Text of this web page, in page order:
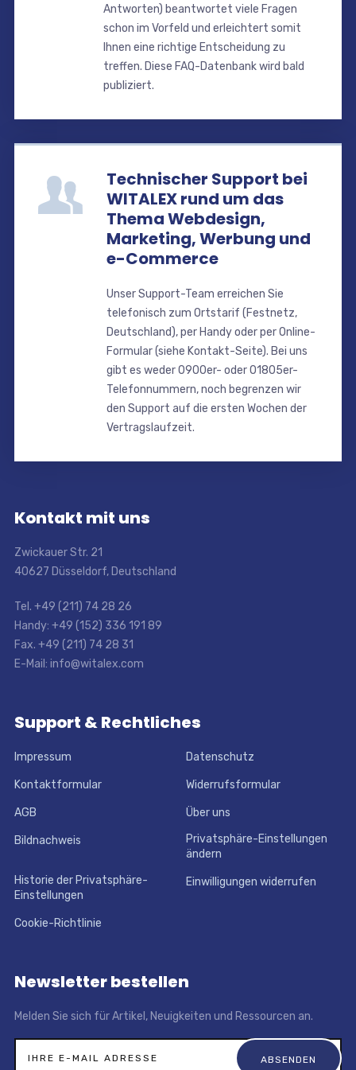
Antworten) beantwortet viele Fragen
schon im Vorfeld und erleichtert somit
Ihnen eine richtige Entscheidung zu
treffen. Diese FAQ-Datenbank wird bald
publiziert.
Technischer Support bei
WITALEX rund um das
Thema Webdesign,
Marketing, Werbung und
e-Commerce
Unser Support-Team erreichen Sie
telefonisch zum Ortstarif (Festnetz,
Deutschland), per Handy oder per Online-
Formular (siehe Kontakt-Seite). Bei uns
gibt es weder 0900er- oder 01805er-
Telefonnummern, noch begrenzen wir
den Support auf die ersten Wochen der
Vertragslaufzeit.
Kontakt mit uns
Zwickauer Str. 21
40627 Düsseldorf, Deutschland
Tel. +49 (211) 74 28 26
Handy: +49 (152) 336 191 89
Fax. +49 (211) 74 28 31
E-Mail: info@witalex.com
Support & Rechtliches
Impressum Datenschutz
Kontaktformular Widerrufsformular
AGB Über uns
Bildnachweis
Privatsphäre-Einstellungen
ändern
Historie der Privatsphäre-
Einstellungen
Einwilligungen widerrufen
Cookie-Richtlinie
Newsletter bestellen
Melden Sie sich für Artikel, Neuigkeiten und Ressourcen an.